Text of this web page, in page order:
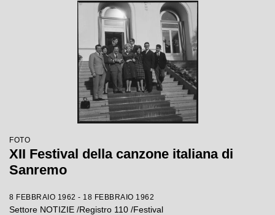
FOTO
XII Festival della canzone italiana di
Sanremo
8 FEBBRAIO 1962 - 18 FEBBRAIO 1962
Settore NOTIZIE /Registro 110 /Festival